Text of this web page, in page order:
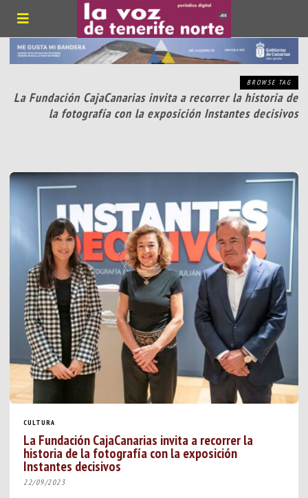
BROWSE TAG
La Fundación CajaCanarias invita a recorrer la historia de
la fotografía con la exposición Instantes decisivos
CULTURA
La Fundación CajaCanarias invita a recorrer la
historia de la fotografía con la exposición
Instantes decisivos
22/09/2023